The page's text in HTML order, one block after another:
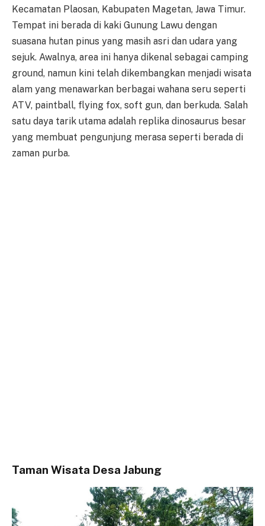
Kecamatan Plaosan, Kabupaten Magetan, Jawa Timur.
Tempat ini berada di kaki Gunung Lawu dengan
suasana hutan pinus yang masih asri dan udara yang
sejuk. Awalnya, area ini hanya dikenal sebagai camping
ground, namun kini telah dikembangkan menjadi wisata
alam yang menawarkan berbagai wahana seru seperti
ATV, paintball, flying fox, soft gun, dan berkuda. Salah
satu daya tarik utama adalah replika dinosaurus besar
yang membuat pengunjung merasa seperti berada di
zaman purba.
Taman Wisata Desa Jabung